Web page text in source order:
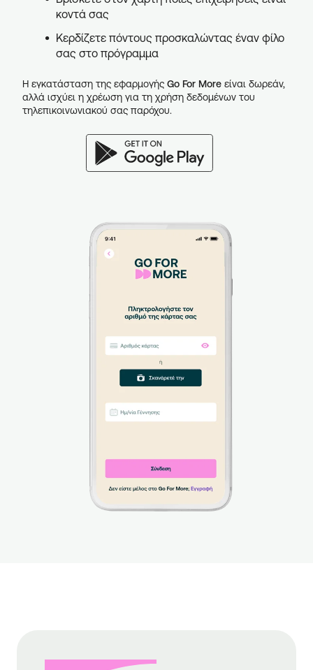
κοντά σας
Κερδίζετε πόντους προσκαλώντας έναν φίλο
σας στο πρόγραμμα
Η εγκατάσταση της εφαρμογής Go For More είναι δωρεάν,
αλλά ισχύει η χρέωση για τη χρήση δεδομένων του
τηλεπικοινωνιακού σας παρόχου.